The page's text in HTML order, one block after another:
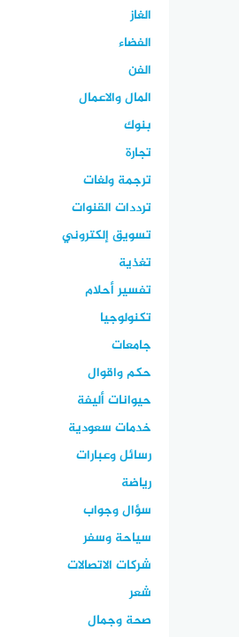
الغاز
الفضاء
الفن
المال والاعمال
بنوك
تجارة
ترجمة ولغات
ترددات القنوات
تسويق إلكتروني
تغذية
تفسير أحلام
تكنولوجيا
جامعات
حكم واقوال
حيوانات أليفة
خدمات سعودية
رسائل وعبارات
رياضة
سؤال وجواب
سياحة وسفر
شركات الاتصالات
شعر
صحة وجمال